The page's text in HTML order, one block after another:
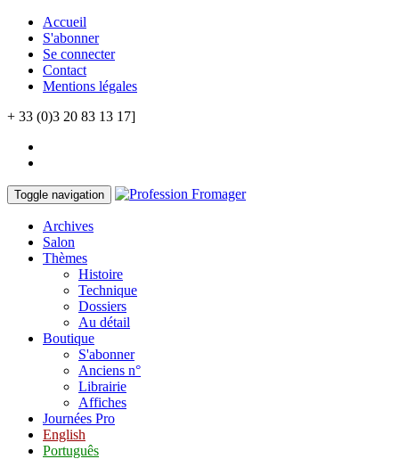
Accueil
S'abonner
Se connecter
Contact
Mentions légales
+ 33 (0)3 20 83 13 17]
Toggle navigation
Archives
Salon
Thèmes
Histoire
Technique
Dossiers
Au détail
Boutique
S'abonner
Anciens n°
Librairie
Affiches
Journées Pro
English
Português